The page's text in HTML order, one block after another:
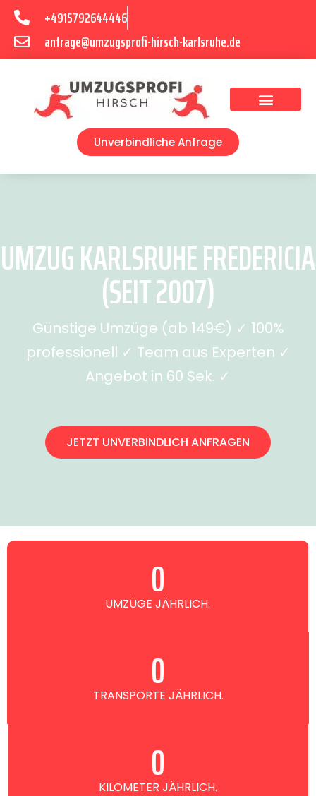
+4915792644446
anfrage@umzugsprofi-hirsch-karlsruhe.de
Unverbindliche Anfrage
UMZUG KARLSRUHE FREDERICIA
(SEIT 2007)
Günstige Umzüge (ab 149€) ✓ 100%
professionell ✓ Team aus Experten ✓
Angebot in 60 Sek. ✓
JETZT UNVERBINDLICH ANFRAGEN
UMZÜGE JÄHRLICH.
0
TRANSPORTE JÄHRLICH.
0
KILOMETER JÄHRLICH.
0